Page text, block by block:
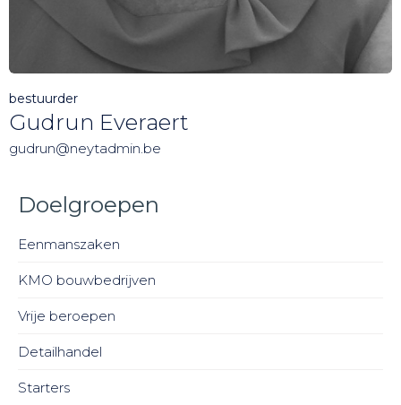
bestuurder
Gudrun Everaert
gudrun@neytadmin.be
Doelgroepen
Eenmanszaken
KMO bouwbedrijven
Vrije beroepen
Detailhandel
Starters